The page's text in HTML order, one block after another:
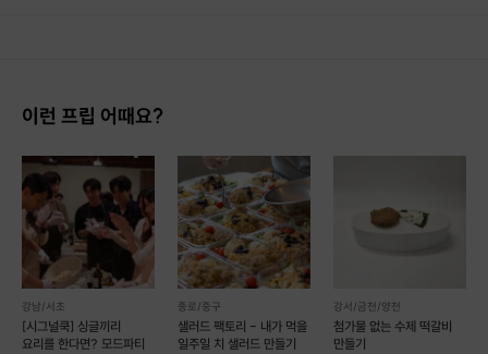
이런 프립 어때요?
강남/서초
[시그널쿡] 싱글끼리
요리를 한다면? 모드파티
종로/중구
샐러드 팩토리 - 내가 먹을
일주일 치 샐러드 만들기
강서/금천/양천
첨가물 없는 수제 떡갈비
만들기